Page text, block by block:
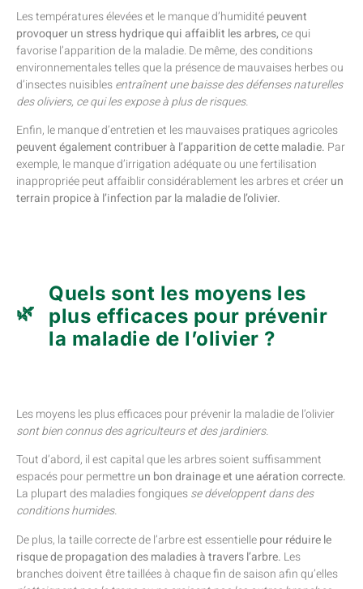
Les températures élevées et le manque d’humiditépeuvent
provoquer un stress hydrique qui affaiblit les arbres,ce qui
favorise l’apparition de la maladie. De même, des conditions
environnementales telles que la présence de mauvaises herbes ou
d’insectes nuisiblesentraînent une baisse des défenses naturelles
des oliviers, ce qui les expose à plus de risques.
Enfin, le manque d’entretien et les mauvaises pratiques agricoles
peuvent également contribuer à l’apparition de cette maladie. Par
exemple, le manque d’irrigation adéquate ou une fertilisation
inappropriée peut affaiblir considérablement les arbres et créerun
terrain propice à l’infection par la maladie de l’olivier.
Quels sont les moyens les
plus efficaces pour prévenir
la maladie de l’olivier ?
Les moyens les plus efficaces pour prévenir la maladie de l’olivier
sont bien connus des agriculteurs et des jardiniers.
Tout d’abord, il est capital que les arbres soient suffisamment
espacés pour permettreun bon drainage et une aération correcte.
La plupart des maladies fongiquesse développent dans des
conditions humides.
De plus, la taille correcte de l’arbre est essentiellepour réduire le
risque de propagation des maladies à travers l’arbre. Les
branches doivent être taillées à chaque fin de saison afin qu’elles